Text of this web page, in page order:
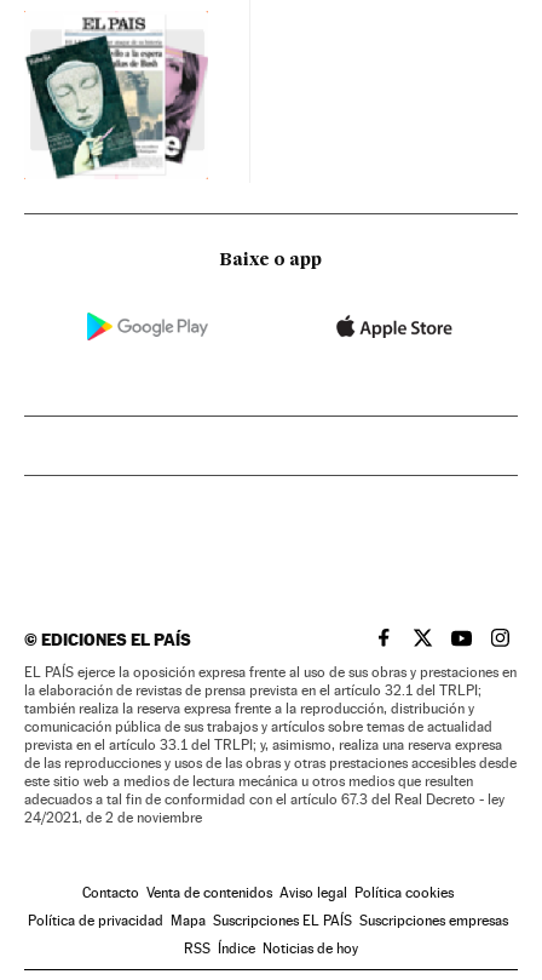
Baixe o app
©EDICIONES EL PAÍS EL PAÍS BRASIL EN
EL PAÍSEL PAÍS
EL
EL PAÍS ejerce la oposición expresa frente al uso de sus obras y prestaciones en
la elaboración de revistas de prensa prevista en el artículo 32.1 del TRLPI;
también realiza la reserva expresa frente a la reproducción, distribución y
comunicación pública de sus trabajos y artículos sobre temas de actualidad
prevista en el artículo 33.1 del TRLPI; y, asimismo, realiza una reserva expresa
de las reproducciones y usos de las obras y otras prestaciones accesibles desde
este sitio web a medios de lectura mecánica u otros medios que resulten
adecuados a tal fin de conformidad con el artículo 67.3 del Real Decreto - ley
24/2021, de 2 de noviembre
Contacto Venta de contenidos Aviso legal
Política cookies
Política de privacidad
Mapa Suscripciones EL PAÍS Suscripciones empresas
RSS
Índice Noticias de hoy